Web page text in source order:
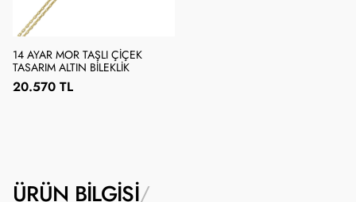
14 AYAR MOR TAŞLI ÇIÇEK
TASARIM ALTIN BILEKLIK
20.570 TL
ÜRÜN BILGISI